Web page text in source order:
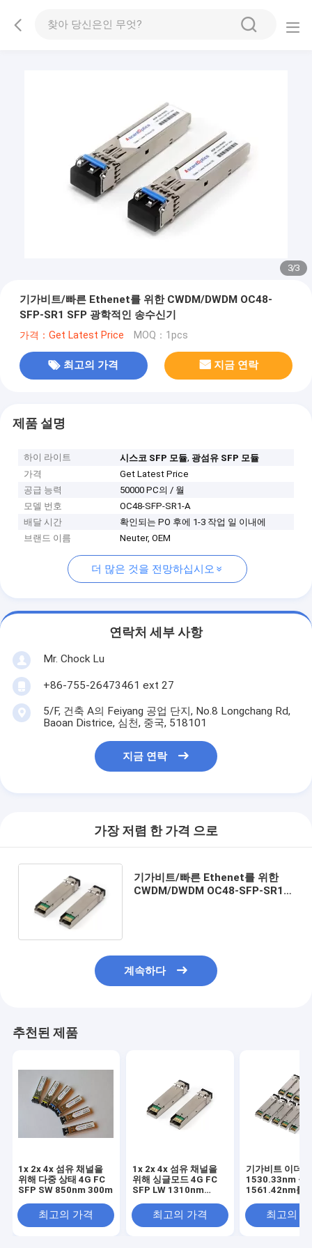
1/3
기가비트/빠른 Ethenet를 위한 CWDM/DWDM OC48-
SFP-SR1 SFP 광학적인 송수신기
가격：Get Latest Price MOQ：1pcs
최고의 가격 지금 연락
제품 설명
하이 라이트 시스코 SFP 모듈, 광섬유 SFP 모듈
가격
Get Latest Price
공급 능력
50000 PC의 / 월
모델 번호
OC48-SFP-SR1-A
배달 시간
확인되는 PO 후에 1-3 작업 일 이내에
브랜드 이름
Neuter, OEM
더 많은 것을 전망하십시오
연락처 세부 사항
Mr. Chock Lu
+86-755-26473461 ext 27
5/F, 건축 A의 Feiyang 공업 단지, No.8 Longchang Rd,
Baoan Districe, 심천, 중국, 518101
지금 연락
가장 저렴 한 가격 으로
기가비트/빠른 Ethenet를 위한
CWDM/DWDM OC48-SFP-SR1
계속하다
추천된 제품
1x 2x 4x 섬유 채널을
위해 다중 상태 4G FC
SFP SW 850nm 300m
최고의 가격
1x 2x 4x 섬유 채널을
위해 싱글모드 4G FC
SFP LW 1310nm
최고의 가격
기가비트 이더
1530.33nm -
1561.42nm를
LC 송수신기
최고의